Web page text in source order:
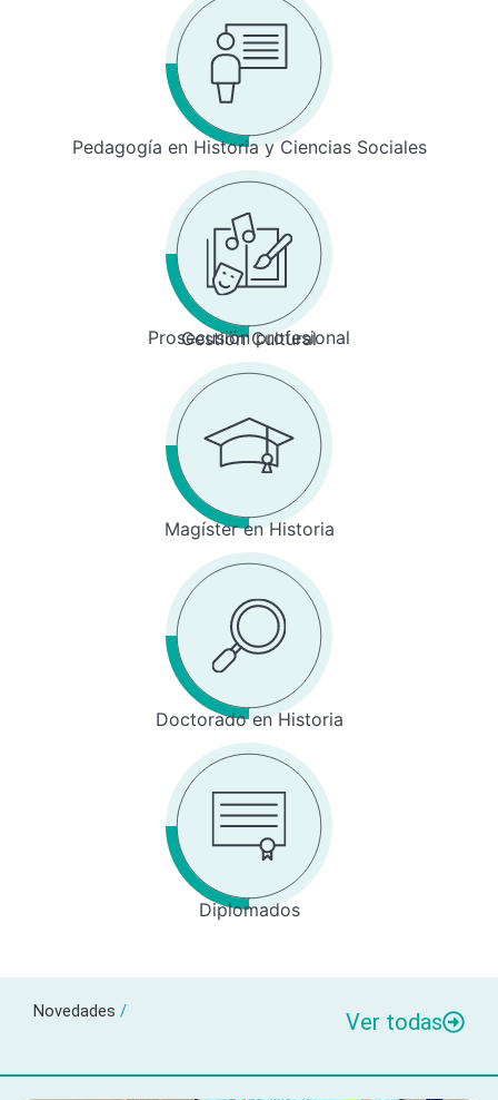
Pedagogía en Historia y Ciencias Sociales
Prosecusión profesional
Gestión Cultural
Magíster en Historia
Doctorado en Historia
Diplomados
Novedades / Ver todas